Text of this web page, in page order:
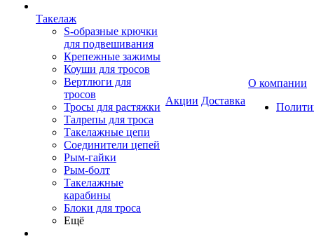
Такелаж
S-образные крючки
для подвешивания
Крепежные зажимы
Коуши для тросов
Вертлюги для
тросов
Тросы для растяжки
Талрепы для троса
Такелажные цепи
Соединители цепей
Рым-гайки
Рым-болт
Такелажные
карабины
Блоки для троса
Ещё
Акции Доставка
О компании